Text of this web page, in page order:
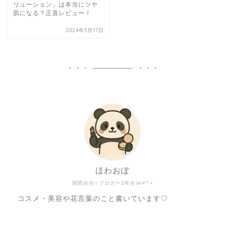
リューション」は本当にツヤ
肌になる？正直レビュー！
2024年5月17日
関西在住♀ブロガー3年生ᝰ✍︎꙳⋆
ほわおぽ
コスメ・美容や花言葉のこと書いています♡